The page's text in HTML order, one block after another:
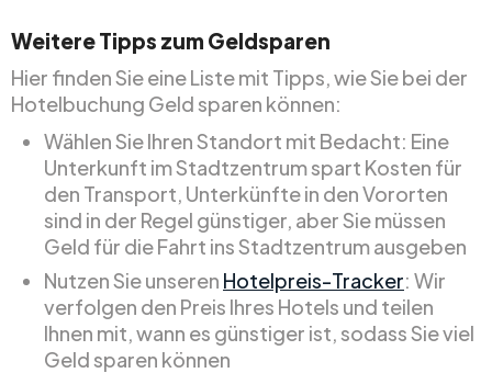
Weitere Tipps zum Geldsparen
Hier finden Sie eine Liste mit Tipps, wie Sie bei der
Hotelbuchung Geld sparen können:
Wählen Sie Ihren Standort mit Bedacht: Eine
Unterkunft im Stadtzentrum spart Kosten für
den Transport, Unterkünfte in den Vororten
sind in der Regel günstiger, aber Sie müssen
Geld für die Fahrt ins Stadtzentrum ausgeben
Nutzen Sie unseren Hotelpreis-Tracker: Wir
verfolgen den Preis Ihres Hotels und teilen
Ihnen mit, wann es günstiger ist, sodass Sie viel
Geld sparen können